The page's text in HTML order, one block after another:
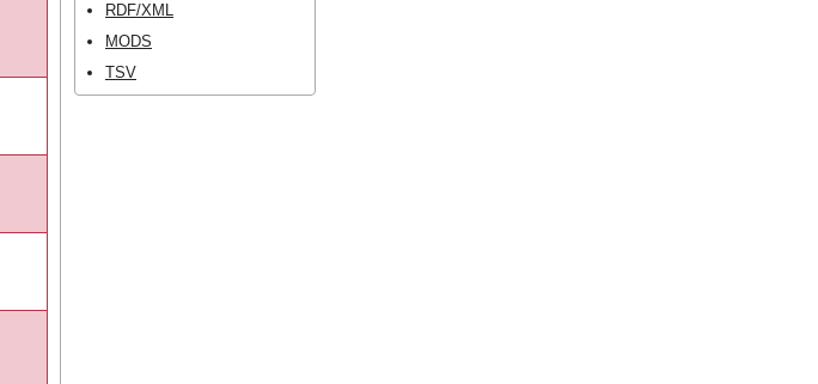
RDF/XML
MODS
TSV